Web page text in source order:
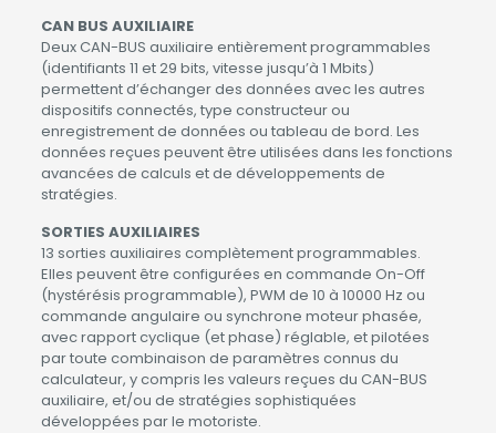
CAN BUS AUXILIAIRE
Deux CAN-BUS auxiliaire entièrement programmables
(identifiants 11 et 29 bits, vitesse jusqu’à 1 Mbits)
permettent d’échanger des données avec les autres
dispositifs connectés, type constructeur ou
enregistrement de données ou tableau de bord. Les
données reçues peuvent être utilisées dans les fonctions
avancées de calculs et de développements de
stratégies.
SORTIES AUXILIAIRES
13 sorties auxiliaires complètement programmables.
Elles peuvent être configurées en commande On-Off
(hystérésis programmable), PWM de 10 à 10000 Hz ou
commande angulaire ou synchrone moteur phasée,
avec rapport cyclique (et phase) réglable, et pilotées
par toute combinaison de paramètres connus du
calculateur, y compris les valeurs reçues du CAN-BUS
auxiliaire, et/ou de stratégies sophistiquées
développées par le motoriste.